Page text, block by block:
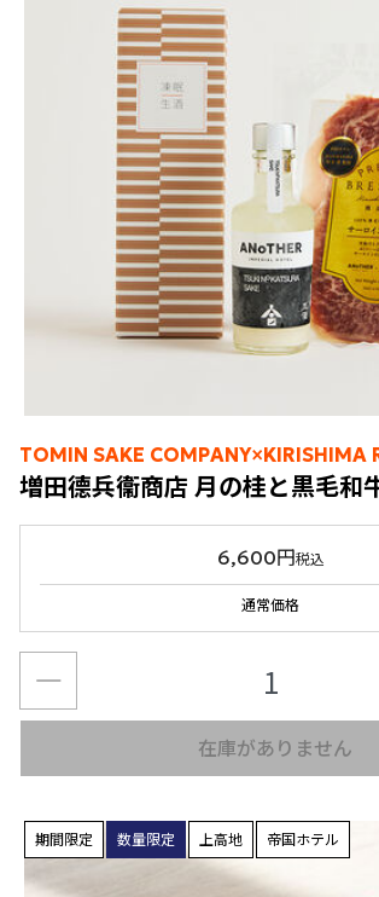
TOMIN SAKE COMPANY×KIRISHIMA
6,600円税込
通常価格
在庫がありません
期間限定 数量限定 上高地 帝国ホテル